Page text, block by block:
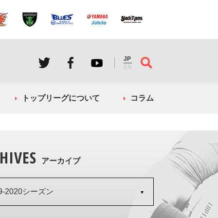
JP
EN
トップリーグについて コラム
アーカイブ
2020シーズン